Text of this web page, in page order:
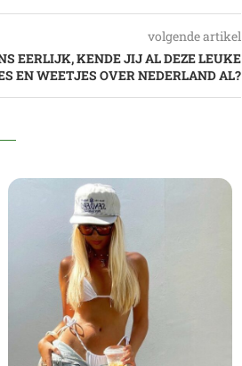
volgende artikel
EERLIJK, KENDE JIJ AL DEZE LEUKE
EN WEETJES OVER NEDERLAND AL?